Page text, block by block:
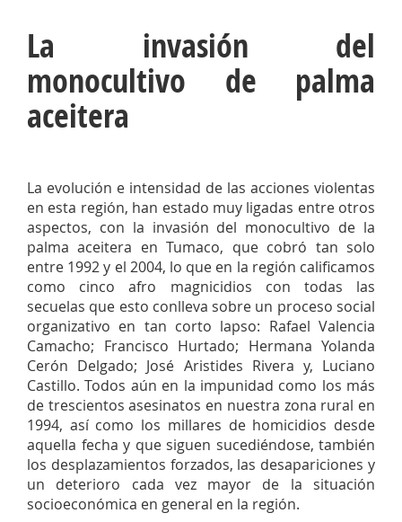
La invasión del
monocultivo de palma
aceitera
La evolución e intensidad de las acciones violentas
en esta región, han estado muy ligadas entre otros
aspectos, con la invasión del monocultivo de la
palma aceitera en Tumaco, que cobró tan solo
entre 1992 y el 2004, lo que en la región calificamos
como cinco afro magnicidios con todas las
secuelas que esto conlleva sobre un proceso social
organizativo en tan corto lapso: Rafael Valencia
Camacho; Francisco Hurtado; Hermana Yolanda
Cerón Delgado; José Aristides Rivera y, Luciano
Castillo. Todos aún en la impunidad como los más
de trescientos asesinatos en nuestra zona rural en
1994, así como los millares de homicidios desde
aquella fecha y que siguen sucediéndose, también
los desplazamientos forzados, las desapariciones y
un deterioro cada vez mayor de la situación
socioeconómica en general en la región.